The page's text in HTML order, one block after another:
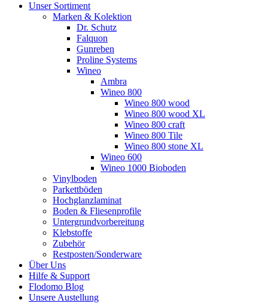
Unser Sortiment
Marken & Kolektion
Dr. Schutz
Falquon
Gunreben
Proline Systems
Wineo
Ambra
Wineo 800
Wineo 800 wood
Wineo 800 wood XL
Wineo 800 craft
Wineo 800 Tile
Wineo 800 stone XL
Wineo 600
Wineo 1000 Bioboden
Vinylboden
Parkettböden
Hochglanzlaminat
Boden & Fliesenprofile
Untergrundvorbereitung
Klebstoffe
Zubehör
Restposten/Sonderware
Über Uns
Hilfe & Support
Flodomo Blog
Unsere Austellung